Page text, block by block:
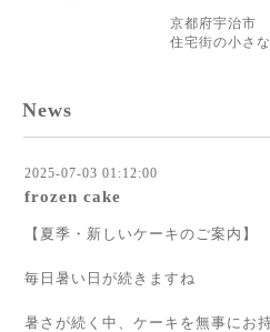
京都府宇治
住宅街の小さ
News
2025-07-03 01:12:00
frozen cake
【夏季・新しいケーキのご案内】
毎日暑い日が続きますね
暑さが続く中、ケーキを無事にお